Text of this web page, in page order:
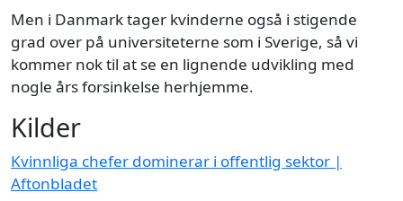
Men i Danmark tager kvinderne også i stigende
grad over på universiteterne som i Sverige, så vi
kommer nok til at se en lignende udvikling med
nogle års forsinkelse herhjemme.
Kilder
Kvinnliga chefer dominerar i offentlig sektor |
Aftonbladet